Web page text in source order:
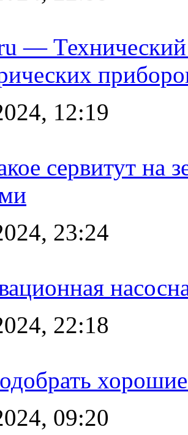
— Технический
12:19
сервитут на
23:24
22:18
09:20